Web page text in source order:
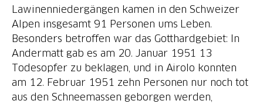
Lawinenniedergängen kamen in den Schweizer
Alpen insgesamt 91 Personen ums Leben.
Besonders betroffen war das Gotthardgebiet: In
Andermatt gab es am 20. Januar 1951 13
Todesopfer zu beklagen, und in Airolo konnten
am 12. Februar 1951 zehn Personen nur noch tot
aus den Schneemassen geborgen werden,